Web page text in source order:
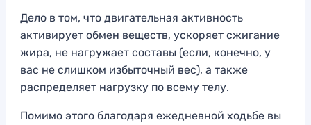
Дело в том, что двигательная активность
активирует обмен веществ, ускоряет сжигание
жира, не нагружает составы (если, конечно, у
вас не слишком избыточный вес), а также
распределяет нагрузку по всему телу.
Помимо этого благодаря ежедневной ходьбе вы